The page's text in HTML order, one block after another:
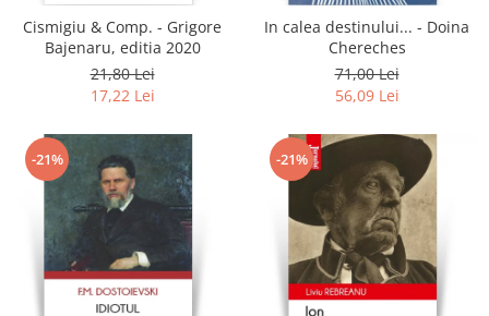
Cismigiu & Comp. - Grigore
Bajenaru, editia 2020
21,80 Lei
17,22 Lei
In calea destinului... - Doina
Chereches
71,00 Lei
56,09 Lei
-21% -21%